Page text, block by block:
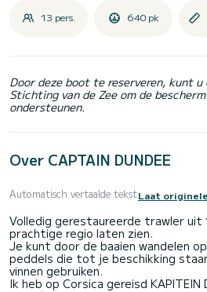
13 pers. 640 pk
Door deze boot te reserveren, kunt u
Stichting van de Zee om de
ondersteunen.
Over CAPTAIN DUNDEE
Automatisch vertaalde tekstLaat
Volledig gerestaureerde trawler uit
prachtige regio laten zien.
Je kunt door de baaien wandelen
peddels die tot je beschikking
vinnen gebruiken.
Ik heb op Corsica gereisd KAPITEIN